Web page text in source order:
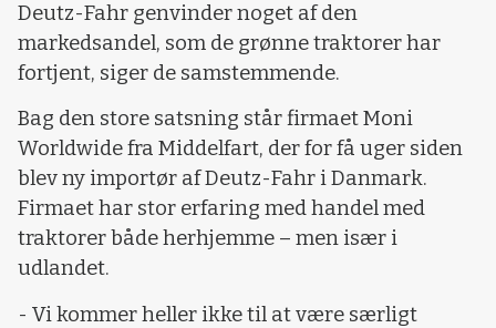
Deutz-Fahr genvinder noget af den
markedsandel, som de grønne traktorer har
fortjent, siger de samstemmende.
Bag den store satsning står firmaet Moni
Worldwide fra Middelfart, der for få uger siden
blev ny importør af Deutz-Fahr i Danmark.
Firmaet har stor erfaring med handel med
traktorer både herhjemme – men især i
udlandet.
- Vi kommer heller ikke til at være særligt